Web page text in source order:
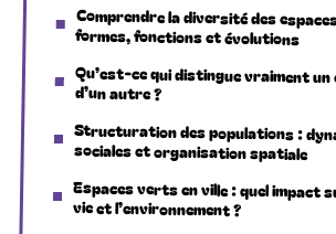
Comprendre la diversité des
formes, fonctions et évolutions
Qu’est-ce qui distingue vraiment
d’un autre ?
Structuration des populations :
sociales et organisation spatiale
Espaces verts en ville : quel impact
vie et l’environnement ?